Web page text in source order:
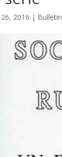
2016 | Bulletin